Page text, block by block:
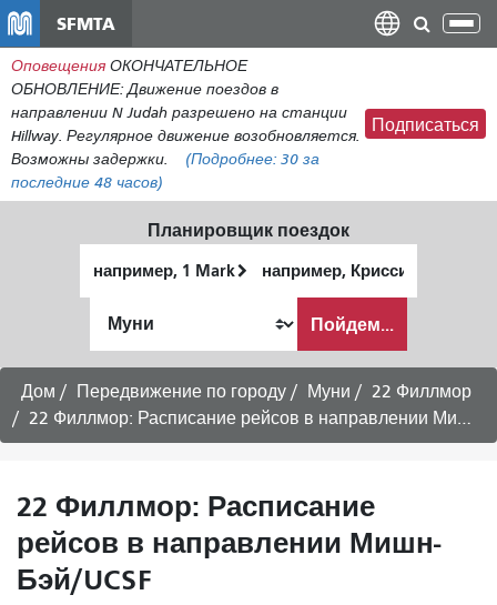
содержанию
SFMTA
Оповещения ОКОНЧАТЕЛЬНОЕ
ОБНОВЛЕНИЕ: Движение поездов в
направлении N Judah разрешено на станции
Hillway. Регулярное движение возобновляется.
Возможны задержки.
(Подробнее: 30 за
последние 48 часов)
Подписаться
Планировщик поездок
местоположение
окончания
хочу
путешествовать
Пойдем...
Дом Передвижение по городу Муни
22 Филлмор
22 Филлмор: Расписание рейсов в направлении Мишн-Бэй/UCSF
22 Филлмор: Расписание
рейсов в направлении Мишн-
Бэй/UCSF